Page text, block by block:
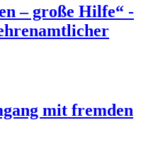
– große Hilfe“ -
mit fremden